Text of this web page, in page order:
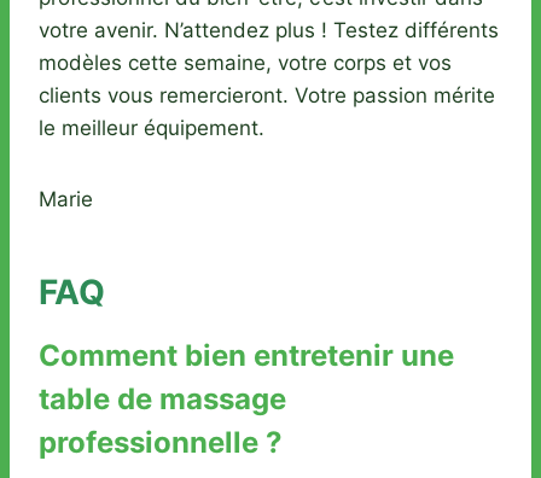
votre avenir. N’attendez plus ! Testez différents
modèles cette semaine, votre corps et vos
clients vous remercieront. Votre passion mérite
le meilleur équipement.
Marie
FAQ
Comment bien entretenir une
table de massage
professionnelle ?